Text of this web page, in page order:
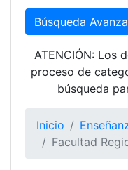
Búsqueda
ATENCIÓN: Los
proceso de
búsqueda
Inicio
Facultad